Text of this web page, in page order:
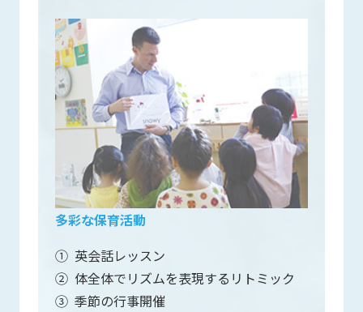
多彩な保育活動
① 英会話レッスン
② 体全体でリズムを表現するリトミック
③ 季節の行事開催